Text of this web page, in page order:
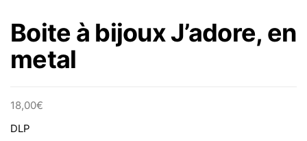
Boite à bijoux J’adore, en
metal
18,00€
DLP